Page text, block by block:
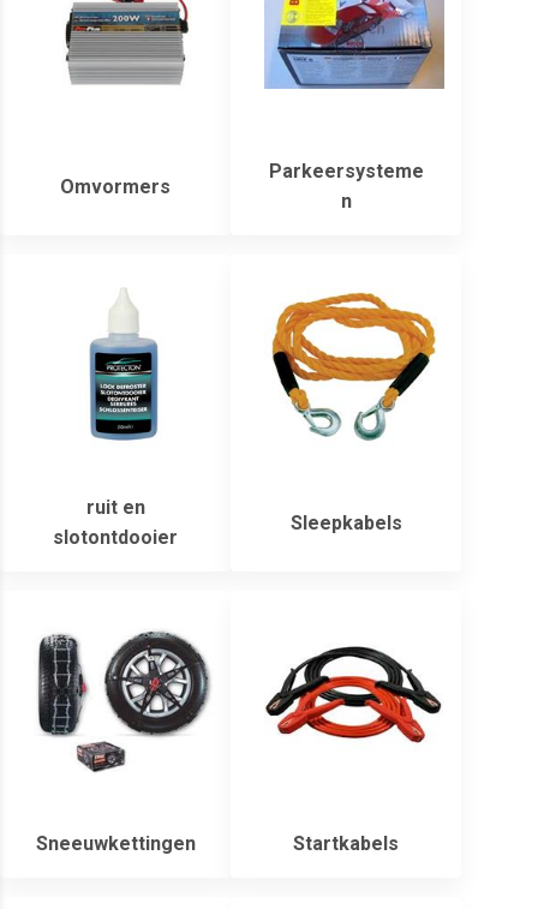
Omvormers
Parkeersysteme
n
ruit en
slotontdooier
Sleepkabels
Sneeuwkettingen Startkabels